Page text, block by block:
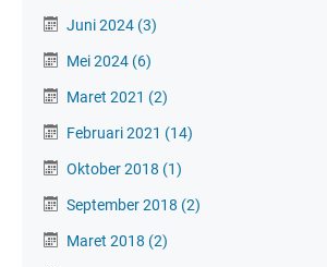
Juni 2024 (3)
Mei 2024 (6)
Maret 2021 (2)
Februari 2021 (14)
Oktober 2018 (1)
September 2018 (2)
Maret 2018 (2)